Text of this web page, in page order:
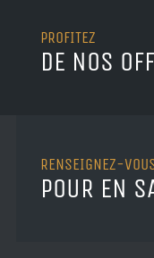
PROFITEZ
DE NOS
RENSEIGNEZ-
POUR EN